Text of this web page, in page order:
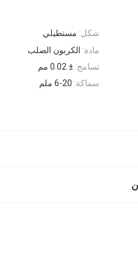
شكل: مستطيلي
مادة: الكربون الصلب
تسامح: ± 0.02 مم
سماكة: 6-20 ملم